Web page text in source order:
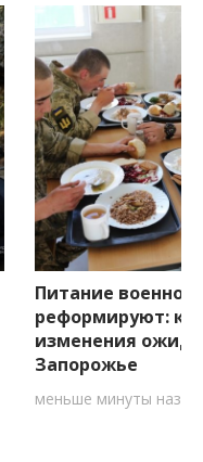
Питание
реформируют:
изменения
Запорожье
меньше минуты назад